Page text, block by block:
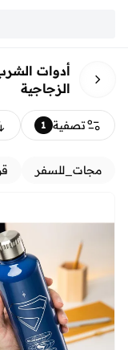
أدوات
الزجاجية
تصفية 1
مجات_للسفر